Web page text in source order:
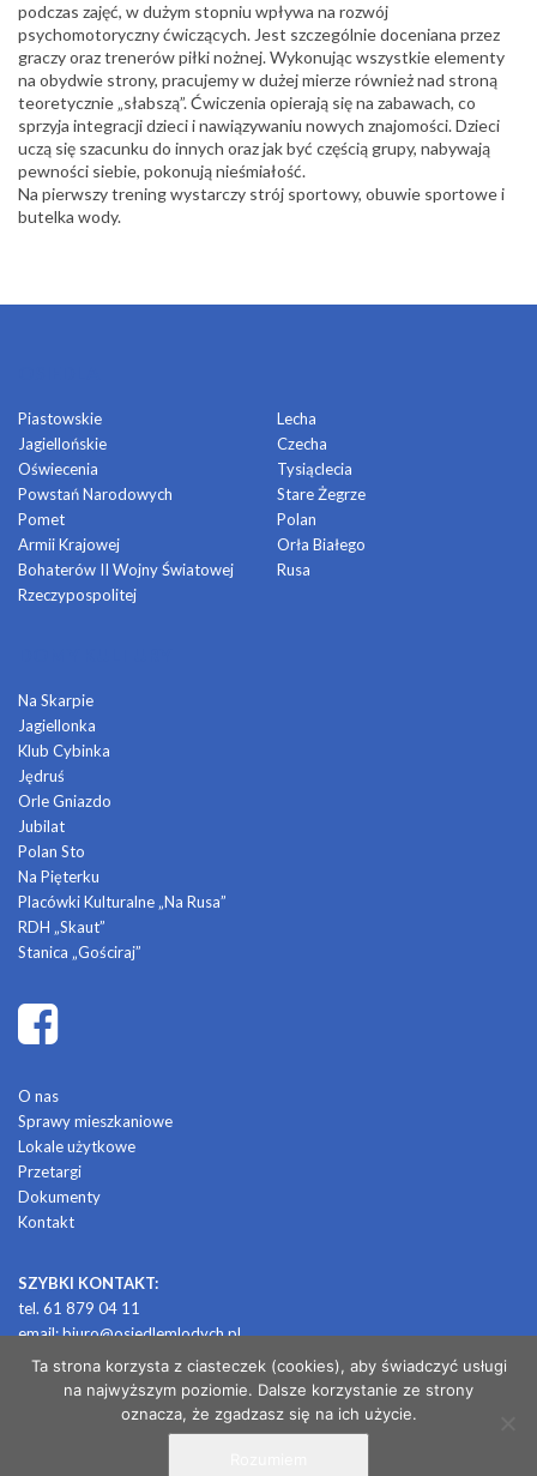
podczas zajęć, w dużym stopniu wpływa na rozwój
psychomotoryczny ćwiczących. Jest szczególnie doceniana przez
graczy oraz trenerów piłki nożnej. Wykonując wszystkie elementy
na obydwie strony, pracujemy w dużej mierze również nad stroną
teoretycznie „słabszą”. Ćwiczenia opierają się na zabawach, co
sprzyja integracji dzieci i nawiązywaniu nowych znajomości. Dzieci
uczą się szacunku do innych oraz jak być częścią grupy, nabywają
pewności siebie, pokonują nieśmiałość.
Na pierwszy trening wystarczy strój sportowy, obuwie sportowe i
butelka wody.
Piastowskie
Jagiellońskie
Oświecenia
Powstań Narodowych
Pomet
Armii Krajowej
Bohaterów II Wojny Światowej
Rzeczypospolitej
Lecha
Czecha
Tysiąclecia
Stare Żegrze
Polan
Orła Białego
Rusa
Na Skarpie
Jagiellonka
Klub Cybinka
Jędruś
Orle Gniazdo
Jubilat
Polan Sto
Na Pięterku
Placówki Kulturalne „Na Rusa”
RDH „Skaut”
Stanica „Gościraj”
O nas
Sprawy mieszkaniowe
Lokale użytkowe
Przetargi
Dokumenty
Kontakt
SZYBKI KONTAKT:
tel. 61 879 04 11
email:biuro@osiedlemlodych.pl
© 2026 OSIEDLE MŁODYCH
Ta strona korzysta z ciasteczek (cookies), aby świadczyć usługi
na najwyższym poziomie. Dalsze korzystanie ze strony
oznacza, że zgadzasz się na ich użycie.